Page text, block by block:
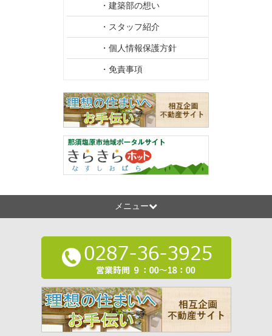
・建築部の想い
・スタッフ紹介
・個人情報保護方針
・免責事項
メニュー